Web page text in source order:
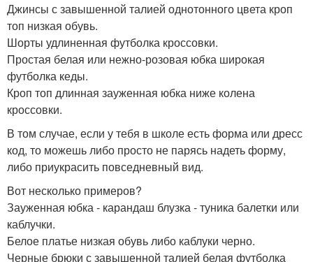
Джинсы с завышенной талией однотонного цвета кроп
топ низкая обувь.
Шорты удлиненная футболка кроссовки.
Простая белая или нежно-розовая юбка широкая
футболка кеды.
Кроп топ длинная зауженная юбка ниже колена
кроссовки.
В том случае, если у тебя в школе есть форма или дресс
код, то можешь либо просто не парясь надеть форму,
либо приукрасить повседневный вид.
Вот несколько примеров?
Зауженная юбка - карандаш блузка - туника балетки или
каблучки.
Белое платье низкая обувь либо каблуки черно.
Черные брюки с завышенной талией белая футболка